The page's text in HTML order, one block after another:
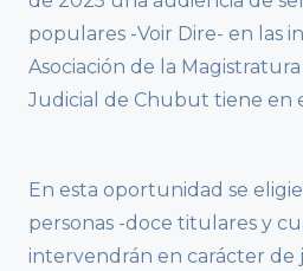
populares -Voir Dire- en las
Asociación de la
Judicial de Chubut tiene en
En esta oportunidad se
personas -doce titulares y
intervendrán en carácter de